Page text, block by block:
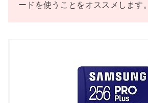
ードを使うことをオススメします。